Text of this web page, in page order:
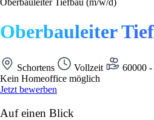
Oberbauleiter Tiefbau (m/w/d)
Oberbauleiter
Schortens Vollzeit
60000 -
Kein Homeoffice möglich
Jetzt bewerben
Auf einen Blick